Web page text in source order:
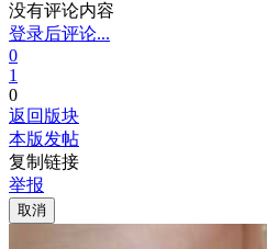
没有评论内容
登录后评论...
0
1
0
返回版块
本版发帖
复制链接
举报
取消